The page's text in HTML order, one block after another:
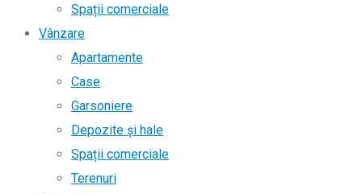
Spații comerciale
Vânzare
Apartamente
Case
Garsoniere
Depozite și hale
Spații comerciale
Terenuri